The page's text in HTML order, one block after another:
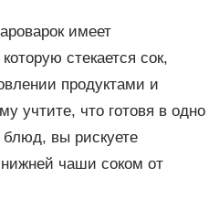
имеет
стекается сок,
продуктами и
учтите, что готовя в одно
блюд, вы рискуете
чаши соком от